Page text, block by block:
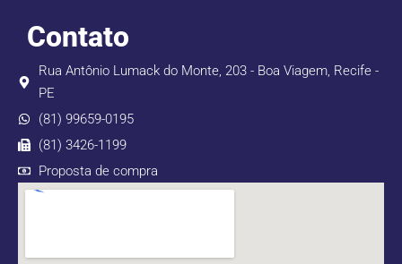
Contato
Rua Antônio Lumack do Monte, 203 - Boa Viagem, Recife -
PE
(81) 99659-0195
(81) 3426-1199
Proposta de compra